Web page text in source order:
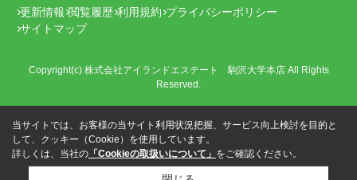
更新情報 閲覧履歴 利用規約 プライバシーポリシー
サイトマップ
Copyright(c) 株式会社アイランドエステート 駒沢大学本店 All Rights
Reserved.
当サイトでは、お客様の当サイト利用状況把握、サービス向上検討を目的と
して、クッキー（Cookie）を使用しています。
詳しくは、当社の 「Cookieの取扱いについて」 をご確認ください。